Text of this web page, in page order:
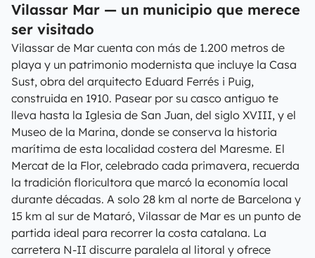
Vilassar Mar — un municipio que merece
ser visitado
Vilassar de Mar cuenta con más de 1.200 metros de
playa y un patrimonio modernista que incluye la Casa
Sust, obra del arquitecto Eduard Ferrés i Puig,
construida en 1910. Pasear por su casco antiguo te
lleva hasta la Iglesia de San Juan, del siglo XVIII, y el
Museo de la Marina, donde se conserva la historia
marítima de esta localidad costera del Maresme. El
Mercat de la Flor, celebrado cada primavera, recuerda
la tradición floricultora que marcó la economía local
durante décadas. A solo 28 km al norte de Barcelona y
15 km al sur de Mataró, Vilassar de Mar es un punto de
partida ideal para recorrer la costa catalana. La
carretera N-II discurre paralela al litoral y ofrece